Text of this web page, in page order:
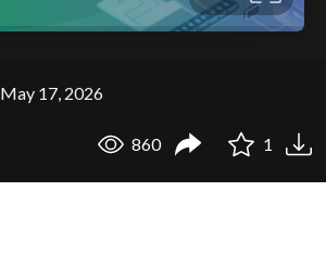
May 17, 2026
860 1